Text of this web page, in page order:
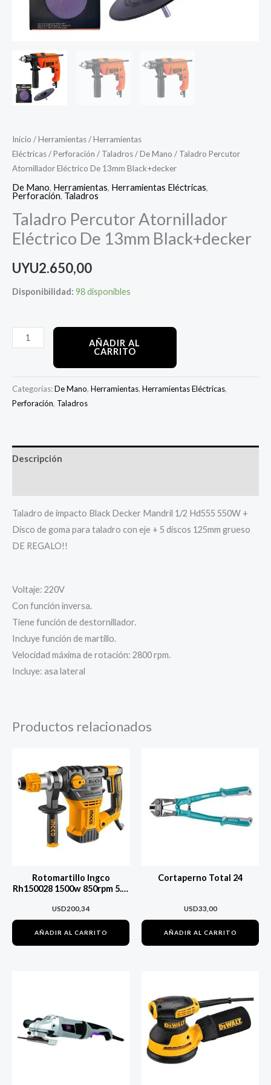
Inicio /Herramientas/Herramientas
Eléctricas/Perforación / Taladros/De Mano / Taladro Percutor
Atornillador Eléctrico De 13mm Black+decker
De Mano, Herramientas, Herramientas Eléctricas,
Perforación, Taladros
Taladro Percutor Atornillador
Eléctrico De 13mm Black+decker
UYU2.650,00
Disponibilidad: 98 disponibles
AÑADIR AL
CARRITO
Categorías:De Mano, Herramientas, Herramientas Eléctricas,
Perforación, Taladros
Descripción
Taladro de impacto Black Decker Mandril 1/2 Hd555 550W +
Disco de goma para taladro con eje + 5 discos 125mm grueso
DE REGALO!!
Voltaje: 220V
Con función inversa.
Tiene función de destornillador.
Incluye función de martillo.
Velocidad máxima de rotación: 2800 rpm.
Incluye: asa lateral
Productos relacionados
Rotomartillo Ingco
Rh150028 1500w 850rpm 5.5j
USD200,34
AÑADIR AL CARRITO
Cortaperno Total 24
USD33,00
AÑADIR AL CARRITO